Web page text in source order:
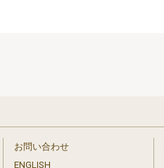
お問い合わせ
ENGLISH